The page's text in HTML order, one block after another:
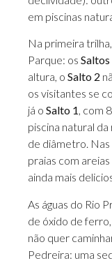
em piscinas
Na primeira
Parque: os
altura, o Salto 2
os visitantes se
já o Salto 1, com
piscina natural
de diâmetro. Nas
praias com
ainda mais
As águas do Rio
de óxido de
não quer
Pedreira: uma